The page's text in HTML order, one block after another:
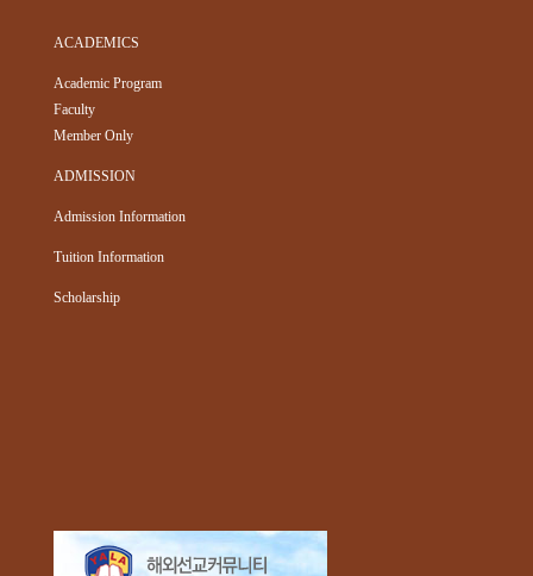
ACADEMICS
Academic Program
Faculty
Member Only
ADMISSION
Admission Information
Tuition Information
Scholarship